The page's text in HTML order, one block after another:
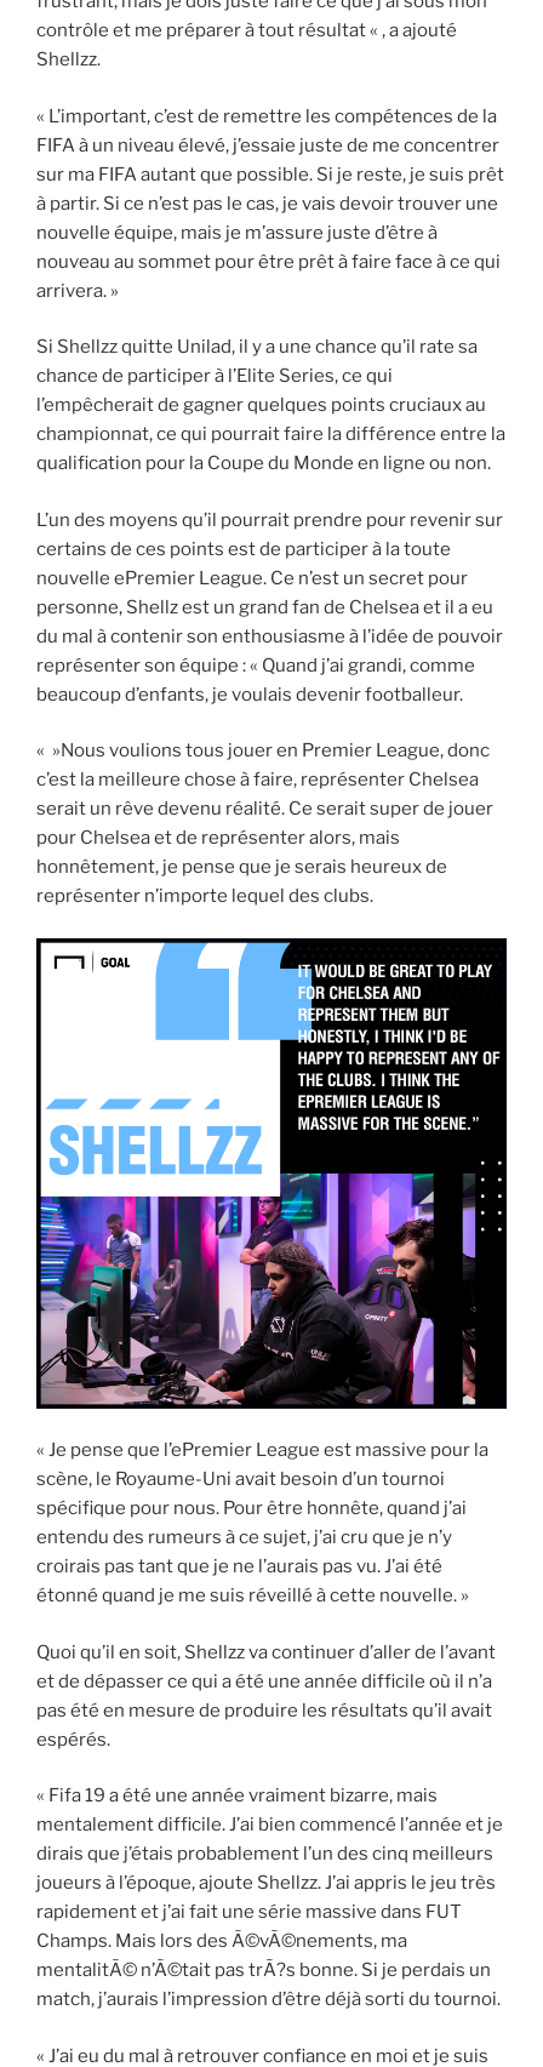
contrôle et me préparer à tout résultat « , a ajouté
Shellzz.
« L’important, c’est de remettre les compétences de la
FIFA à un niveau élevé, j’essaie juste de me concentrer
sur ma FIFA autant que possible. Si je reste, je suis prêt
à partir. Si ce n’est pas le cas, je vais devoir trouver une
nouvelle équipe, mais je m’assure juste d’être à
nouveau au sommet pour être prêt à faire face à ce qui
arrivera. »
Si Shellzz quitte Unilad, il y a une chance qu’il rate sa
chance de participer à l’Elite Series, ce qui
l’empêcherait de gagner quelques points cruciaux au
championnat, ce qui pourrait faire la différence entre la
qualification pour la Coupe du Monde en ligne ou non.
L’un des moyens qu’il pourrait prendre pour revenir sur
certains de ces points est de participer à la toute
nouvelle ePremier League. Ce n’est un secret pour
personne, Shellz est un grand fan de Chelsea et il a eu
du mal à contenir son enthousiasme à l’idée de pouvoir
représenter son équipe : « Quand j’ai grandi, comme
beaucoup d’enfants, je voulais devenir footballeur.
« »Nous voulions tous jouer en Premier League, donc
c’est la meilleure chose à faire, représenter Chelsea
serait un rêve devenu réalité. Ce serait super de jouer
pour Chelsea et de représenter alors, mais
honnêtement, je pense que je serais heureux de
représenter n’importe lequel des clubs.
« Je pense que l’ePremier League est massive pour la
scène, le Royaume-Uni avait besoin d’un tournoi
spécifique pour nous. Pour être honnête, quand j’ai
entendu des rumeurs à ce sujet, j’ai cru que je n’y
croirais pas tant que je ne l’aurais pas vu. J’ai été
étonné quand je me suis réveillé à cette nouvelle. »
Quoi qu’il en soit, Shellzz va continuer d’aller de l’avant
et de dépasser ce qui a été une année difficile où il n’a
pas été en mesure de produire les résultats qu’il avait
espérés.
« Fifa 19 a été une année vraiment bizarre, mais
mentalement difficile. J’ai bien commencé l’année et je
dirais que j’étais probablement l’un des cinq meilleurs
joueurs à l’époque, ajoute Shellzz. J’ai appris le jeu très
rapidement et j’ai fait une série massive dans FUT
Champs. Mais lors des Ã©vÃ©nements, ma
mentalitÃ© n’Ã©tait pas trÃ?s bonne. Si je perdais un
match, j’aurais l’impression d’être déjà sorti du tournoi.
« J’ai eu du mal à retrouver confiance en moi et je suis